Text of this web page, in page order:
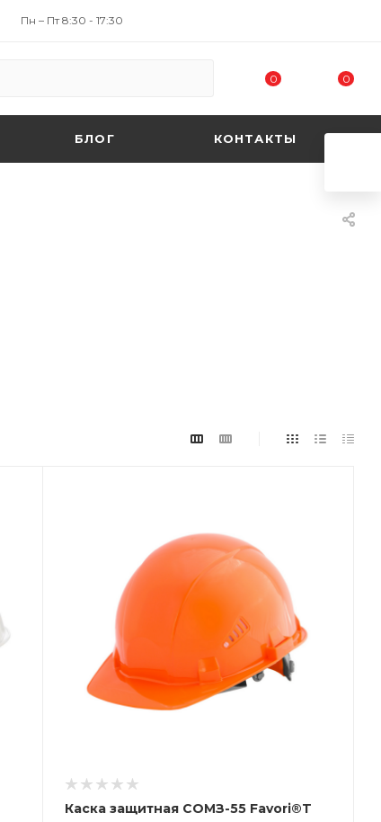
Пн – Пт 8:30 - 17:30
0 0
БЛОГ КОНТАКТЫ
Каска защитная СОМЗ-55 Favori®T